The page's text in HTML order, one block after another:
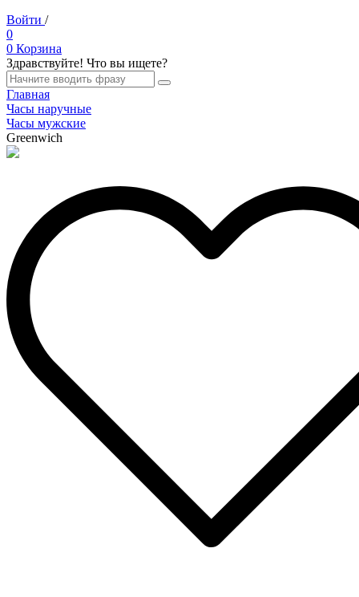
Войти /
0
0 Корзина
Здравствуйте! Что вы ищете?
Главная
Часы наручные
Часы мужские
Greenwich